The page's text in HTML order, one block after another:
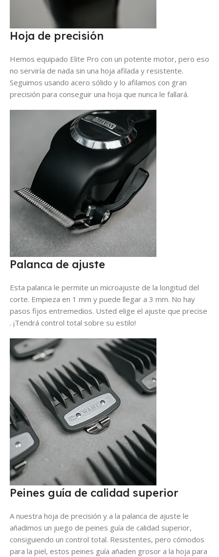
Hoja de precisión
Hemos equipado Elite Pro con un potente motor, pero eso
no serviría de nada sin una hoja afilada y resistente.
Seguimos usando acero sólido y lo afilamos con gran
precisión para conseguir una hoja que nunca le fallará.
Palanca de ajuste
Esta palanca le permite un microajuste de la longitud del
corte. Empieza en 1 mm y puede llegar a 3 mm. No hay
pasos fijos entremedios. Usted elige el ajuste que precise
. ¡Tendrá control total sobre su estilo!
Peines guía de calidad superior
A nuestra hoja de precisión y a la palanca de ajuste le
añadimos un juego de peines guía de calidad superior,
consiguiendo un control total. Resistentes, pero cómodos
para la piel, estos peines guía añaden grosor a la hoja para